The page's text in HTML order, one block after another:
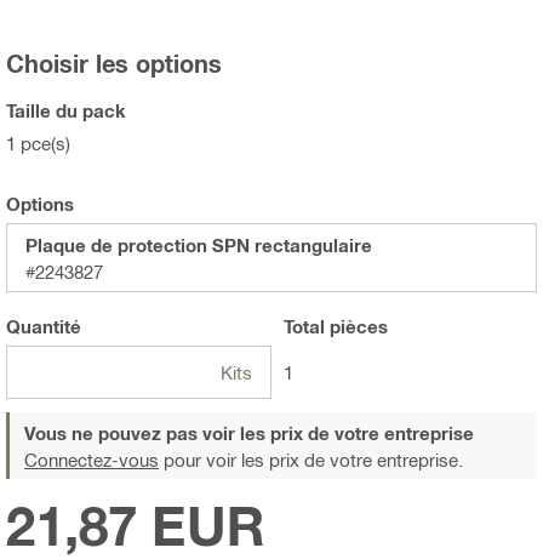
Choisir les options
Taille du pack
1 pce(s)
Options
Plaque de protection SPN rectangulaire
#2243827
Quantité
Kits
Total pièces
1
Vous ne pouvez pas voir les prix de votre entreprise
Connectez-vous pour voir les prix de votre entreprise.
21,87 EUR